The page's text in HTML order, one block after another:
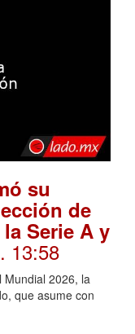
su
de
Serie A y
. 13:58
Mundial 2026, la
que asume con